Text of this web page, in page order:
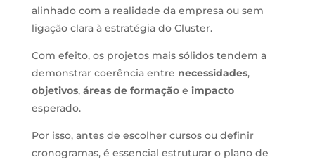
alinhado com a realidade da empresa ou sem
ligação clara à estratégia do Cluster.
Com efeito, os projetos mais sólidos tendem a
demonstrar coerência entre necessidades,
objetivos, áreas de formaçãoe impacto
esperado.
Por isso, antes de escolher cursos ou definir
cronogramas, é essencial estruturar o plano de